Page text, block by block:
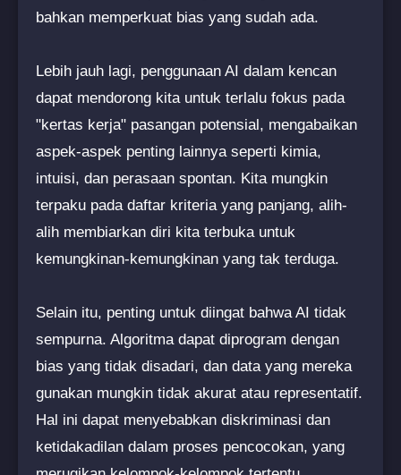
bahkan memperkuat bias yang sudah ada.
Lebih jauh lagi, penggunaan AI dalam kencan
dapat mendorong kita untuk terlalu fokus pada
"kertas kerja" pasangan potensial, mengabaikan
aspek-aspek penting lainnya seperti kimia,
intuisi, dan perasaan spontan. Kita mungkin
terpaku pada daftar kriteria yang panjang, alih-
alih membiarkan diri kita terbuka untuk
kemungkinan-kemungkinan yang tak terduga.
Selain itu, penting untuk diingat bahwa AI tidak
sempurna. Algoritma dapat diprogram dengan
bias yang tidak disadari, dan data yang mereka
gunakan mungkin tidak akurat atau representatif.
Hal ini dapat menyebabkan diskriminasi dan
ketidakadilan dalam proses pencocokan, yang